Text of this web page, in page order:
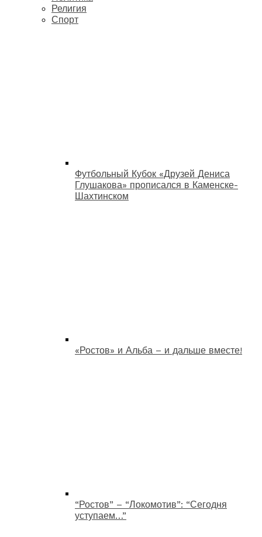
Религия
Спорт
Футбольный Кубок «Друзей Дениса
Глушакова» прописался в Каменске-
Шахтинском
«Ростов» и Альба – и дальше вместе!
“Ростов” – “Локомотив”: “Сегодня
уступаем…”